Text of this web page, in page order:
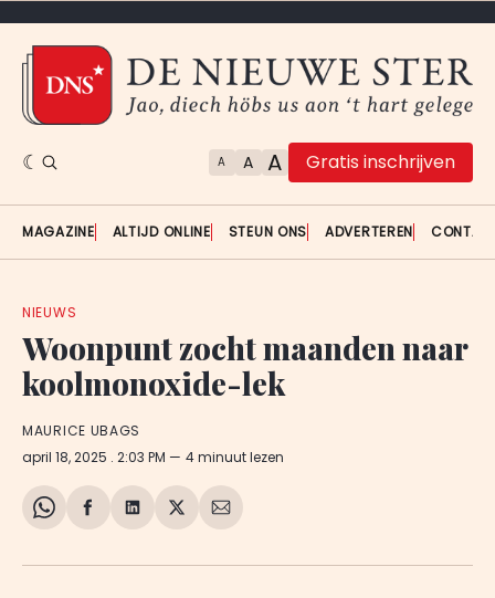
A A A Gratis inschrijven
MAGAZINE ALTIJD ONLINE STEUN ONS ADVERTEREN
NIEUWS
Woonpunt zocht maanden naar
koolmonoxide-lek
MAURICE UBAGS
april 18, 2025 . 2:03 PM 4 minuut lezen
Share
WhatsApp
Delen
Facebook
Delen
LinkedIn
Share
X
Deel
E-